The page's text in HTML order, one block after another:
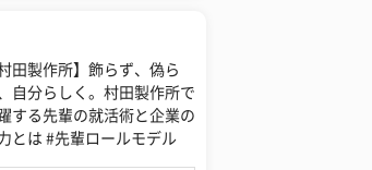
村田製作所】飾らず、偽ら
自分らしく。村田製作所で
する先輩の就活術と企業の
とは #先輩ロールモデル